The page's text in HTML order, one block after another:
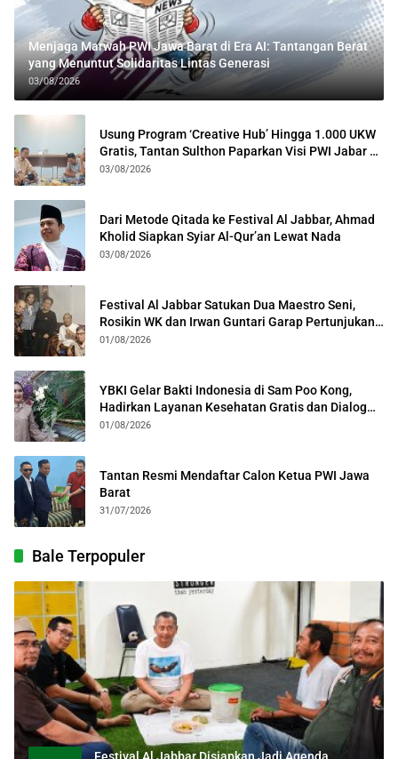
Menjaga Marwah PWI Jawa Barat di Era AI: Tantangan Berat
yang Menuntut Solidaritas Lintas Generasi
03/08/2026
Usung Program ‘Creative Hub’ Hingga 1.000 UKW
Gratis, Tantan Sulthon Paparkan Visi PWI Jabar di
Kota Bogor
03/08/2026
Dari Metode Qitada ke Festival Al Jabbar, Ahmad
Kholid Siapkan Syiar Al-Qur’an Lewat Nada
03/08/2026
Festival Al Jabbar Satukan Dua Maestro Seni,
Rosikin WK dan Irwan Guntari Garap Pertunjukan
Kolosal
01/08/2026
YBKI Gelar Bakti Indonesia di Sam Poo Kong,
Hadirkan Layanan Kesehatan Gratis dan Dialog
Kebangsaan
01/08/2026
Tantan Resmi Mendaftar Calon Ketua PWI Jawa
Barat
31/07/2026
Bale Terpopuler